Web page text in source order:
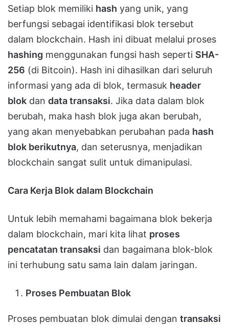
Setiap blok memiliki hash yang unik, yang
berfungsi sebagai identifikasi blok tersebut
dalam blockchain. Hash ini dibuat melalui proses
hashing menggunakan fungsi hash seperti SHA-
256 (di Bitcoin). Hash ini dihasilkan dari seluruh
informasi yang ada di blok, termasuk header
blok dan data transaksi. Jika data dalam blok
berubah, maka hash blok juga akan berubah,
yang akan menyebabkan perubahan pada hash
blok berikutnya, dan seterusnya, menjadikan
blockchain sangat sulit untuk dimanipulasi.
Cara Kerja Blok dalam Blockchain
Untuk lebih memahami bagaimana blok bekerja
dalam blockchain, mari kita lihat proses
pencatatan transaksi dan bagaimana blok-blok
ini terhubung satu sama lain dalam jaringan.
Proses Pembuatan Blok
Proses pembuatan blok dimulai dengan transaksi